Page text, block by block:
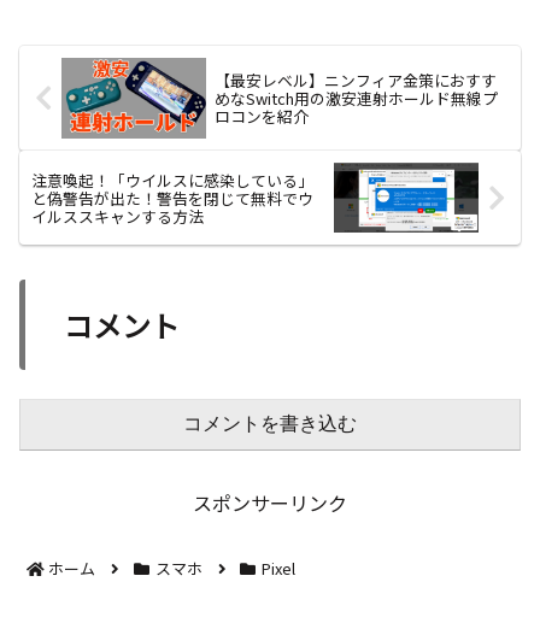
【最安レベル】ニンフィア金策におすす
めなSwitch用の激安連射ホールド無線プ
ロコンを紹介
注意喚起！「ウイルスに感染している」
と偽警告が出た！警告を閉じて無料でウ
イルススキャンする方法
コメント
コメントを書き込む
スポンサーリンク
ホーム スマホ Pixel